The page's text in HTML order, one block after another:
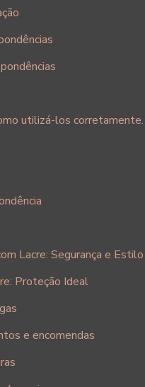
utilizá-los corretamente.
Lacre: Segurança e Estilo
Proteção Ideal
e encomendas